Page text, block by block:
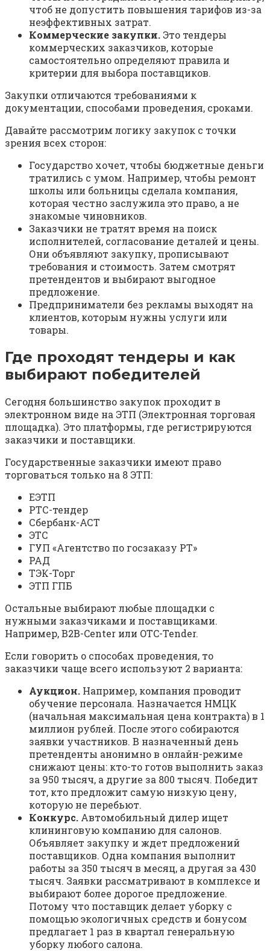
чтоб не допустить повышения тарифов из-за
неэффективных затрат.
Коммерческие закупки. Это тендеры
коммерческих заказчиков, которые
самостоятельно определяют правила и
критерии для выбора поставщиков.
Закупки отличаются требованиями к
документации, способами проведения, сроками.
Давайте рассмотрим логику закупок с точки
зрения всех сторон:
Государство хочет, чтобы бюджетные деньги
тратились с умом. Например, чтобы ремонт
школы или больницы сделала компания,
которая честно заслужила это право, а не
знакомые чиновников.
Заказчики не тратят время на поиск
исполнителей, согласование деталей и цены.
Они объявляют закупку, прописывают
требования и стоимость. Затем смотрят
претендентов и выбирают выгодное
предложение.
Предприниматели без рекламы выходят на
клиентов, которым нужны услуги или
товары.
Где проходят тендеры и как
выбирают победителей
Сегодня большинство закупок проходит в
электронном виде на ЭТП (Электронная торговая
площадка). Это платформы, где регистрируются
заказчики и поставщики.
Государственные заказчики имеют право
торговаться только на 8 ЭТП:
ЕЭТП
РТС-тендер
Сбербанк-АСТ
ЭТС
ГУП «Агентство по госзаказу РТ»
РАД
ТЭК-Торг
ЭТП ГПБ
Остальные выбирают любые площадки с
нужными заказчиками и поставщиками.
Например, B2B-Center или OTC-Tender.
Если говорить о способах проведения, то
заказчики чаще всего используют 2 варианта:
Аукцион. Например, компания проводит
обучение персонала. Назначается НМЦК
(начальная максимальная цена контракта) в 1
миллион рублей. После этого собираются
заявки участников. В назначенный день
претенденты анонимно в онлайн-режиме
снижают цены: кто-то готов выполнить заказ
за 950 тысяч, а другие за 800 тысяч. Победит
тот, кто предложит самую низкую цену,
которую не перебьют.
Конкурс. Автомобильный дилер ищет
клининговую компанию для салонов.
Объявляет закупку и ждет предложений
поставщиков. Одна компания выполнит
работы за 350 тысяч в месяц, а другая за 430
тысяч. Заявки рассматривают в комплексе и
выбирают более дорогое предложение.
Потому что поставщик делает уборку с
помощью экологичных средств и бонусом
предлагает 1 раз в квартал генеральную
уборку любого салона.